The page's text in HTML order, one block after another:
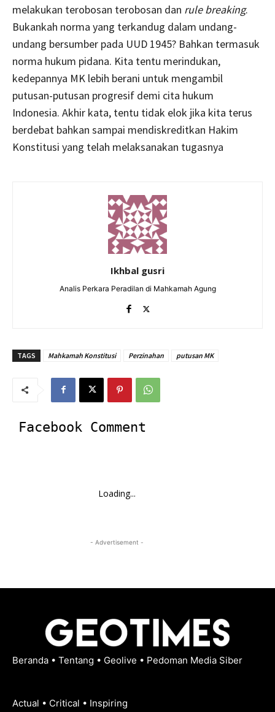
melakukan terobosan terobosan dan rule breaking.
Bukankah norma yang terkandug dalam undang-
undang bersumber pada UUD 1945? Bahkan termasuk
norma hukum pidana. Kita tentu merindukan,
kedepannya MK lebih berani untuk mengambil
putusan-putusan progresif demi cita hukum
Indonesia. Akhir kata, tentu tidak elok jika kita terus
berdebat bahkan sampai mendiskreditkan Hakim
Konstitusi yang telah melaksanakan tugasnya
Ikhbal gusri
Analis Perkara Peradilan di Mahkamah Agung
TAGS Mahkamah Konstitusi Perzinahan putusan MK
Facebook Comment
Loading...
- Advertisement -
Beranda • Tentang • Geolive • Pedoman Media Siber
Actual • Critical • Inspiring